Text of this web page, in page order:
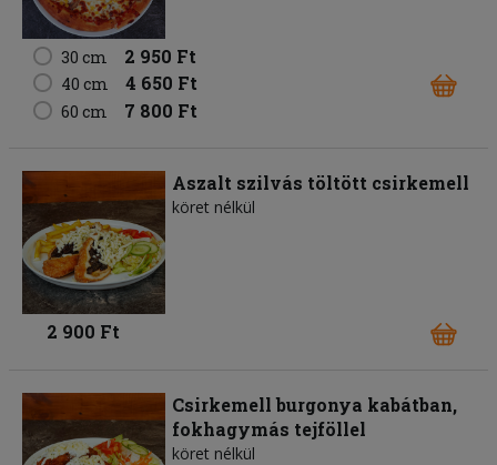
30 cm 2 950 Ft
40 cm 4 650 Ft
60 cm 7 800 Ft
Aszalt szilvás töltött csirkemell
köret nélkül
2 900 Ft
Csirkemell burgonya kabátban,
fokhagymás tejföllel
köret nélkül